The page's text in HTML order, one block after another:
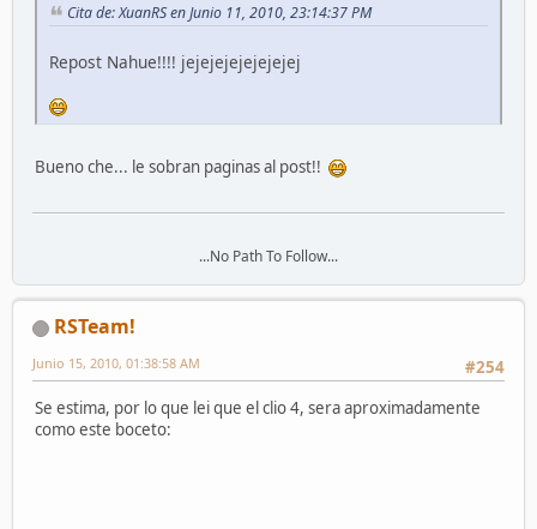
Cita de: XuanRS en Junio 11, 2010, 23:14:37 PM
Repost Nahue!!!! jejejejejejejejej
Bueno che... le sobran paginas al post!!
...No Path To Follow...
RSTeam!
#254
Junio 15, 2010, 01:38:58 AM
Se estima, por lo que lei que el clio 4, sera aproximadamente
como este boceto: